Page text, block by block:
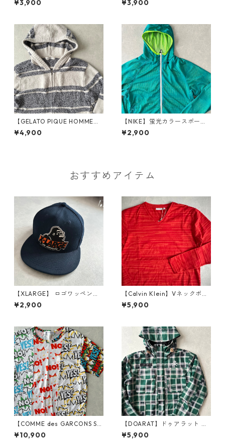
¥3,900
古着 メンズ
¥3,900
【GELATO PIQUE HOMME】
ボーダー柄フリースダブルジ
ップパーカー ボーダー柄 M 古
¥4,900
【NIKE】蛍光カラースポーテ
ィブジップアップパーカー グ
リーン S 古着 メンズ
¥2,900
おすすめアイテム
【XLARGE】 ロゴワッペンベ
ースボールキャップ 古着 メン
ズ レディース
¥2,900
【Calvin Klein】Vネックボー
ダーロングスリーブカットソ
ー長袖Tシャツ ボーダー柄 M
¥5,900
【COMME des GARCONS SHI
RT】YES！NO！柄ポッププリ
ント半袖Tシャツ 総柄 L 古着
¥10,900
【DOARAT】ドゥアラット チ
ェック柄ナイロンジャケット
パーカー ストリート古着 メン
¥5,900